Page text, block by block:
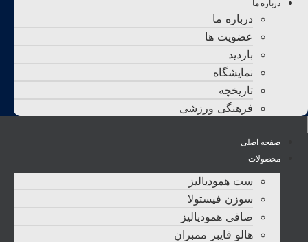
درباره ما
درباره ما
عضویت ها
بازدید
نمایشگاه
تاريخچه
فرهنگی ورزشی
صفحه اصلی
محصولات
ست همودیالیز
سوزن فیستولا
صافی همودیالیز
هالو فایبر ممبران